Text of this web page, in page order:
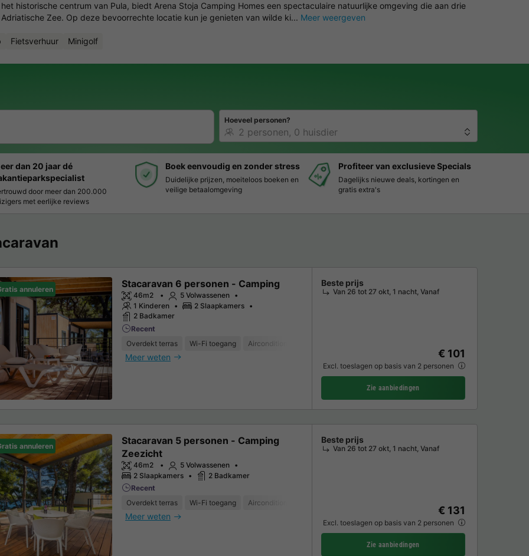
foto's
historische centrum van Pula, biedt Arena Stoja Camping Homes een spectaculaire natuurlijke omgeving die aan drie
Zee. Op deze bevoorrechte locatie kun je genieten van wilde ki... Meer weergeven
Fietsverhuur Minigolf
Hoeveel personen?
dan 20 jaar dé
door meer dan 200.000
met eerlijke reviews
Boek eenvoudig en zonder stress
Duidelijke prijzen, moeiteloos boeken en
veilige betaalomgeving
Profiteer van exclusieve Specials
Dagelijks nieuwe deals, kortingen en
gratis extra's
annuleren Stacaravan 6 personen - Camping
46m2
5 Volwassenen
1 Kinderen
2 Slaapkamers
2 Badkamer
Recent
Overdekt terras
Wi-Fi toegang Airconditioning
Meer weten
Beste prijs
Van 26 tot 27 okt, 1 nacht, Vanaf
€ 101
Excl. toeslagen op basis van 2 personen
Zie aanbiedingen
annuleren
Stacaravan 5 personen - Camping
Zeezicht
46m2
5 Volwassenen
2 Slaapkamers
2 Badkamer
Recent
Overdekt terras
Wi-Fi toegang Airconditioning
Meer weten
Beste prijs
Van 26 tot 27 okt, 1 nacht, Vanaf
€ 131
Excl. toeslagen op basis van 2 personen
Zie aanbiedingen